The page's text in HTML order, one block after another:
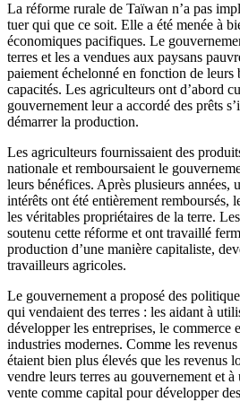
La réforme rurale de Taïwan n’a pas
tuer qui que ce soit. Elle a été menée à
économiques pacifiques. Le
terres et les a vendues aux paysans
paiement échelonné en fonction de leurs
capacités. Les agriculteurs ont d’abord
gouvernement leur a accordé des prêts
démarrer la production.
Les agriculteurs fournissaient des
nationale et remboursaient le
leurs bénéfices. Après plusieurs années,
intérêts ont été entièrement remboursés,
les véritables propriétaires de la terre.
soutenu cette réforme et ont travaillé
production d’une manière capitaliste,
travailleurs agricoles.
Le gouvernement a proposé des
qui vendaient des terres : les aidant à
développer les entreprises, le commerce
industries modernes. Comme les
étaient bien plus élevés que les revenus
vendre leurs terres au gouvernement et
vente comme capital pour développer